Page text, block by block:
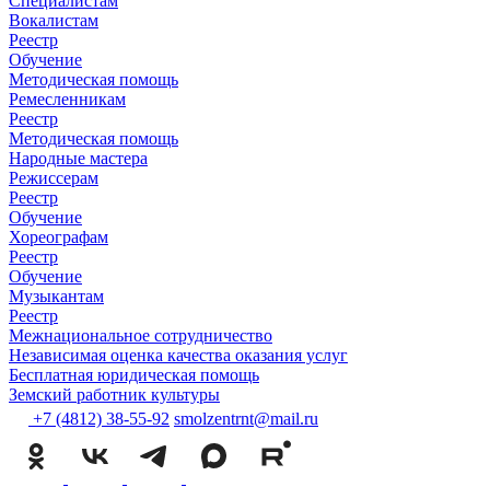
Вокалистам
Реестр
Обучение
Методическая помощь
Ремесленникам
Реестр
Методическая помощь
Народные мастера
Режиссерам
Реестр
Обучение
Хореографам
Реестр
Обучение
Музыкантам
Реестр
Межнациональное сотрудничество
Независимая оценка качества оказания услуг
Бесплатная юридическая помощь
Земский работник культуры
+7 (4812) 38-55-92 smolzentrnt@mail.ru